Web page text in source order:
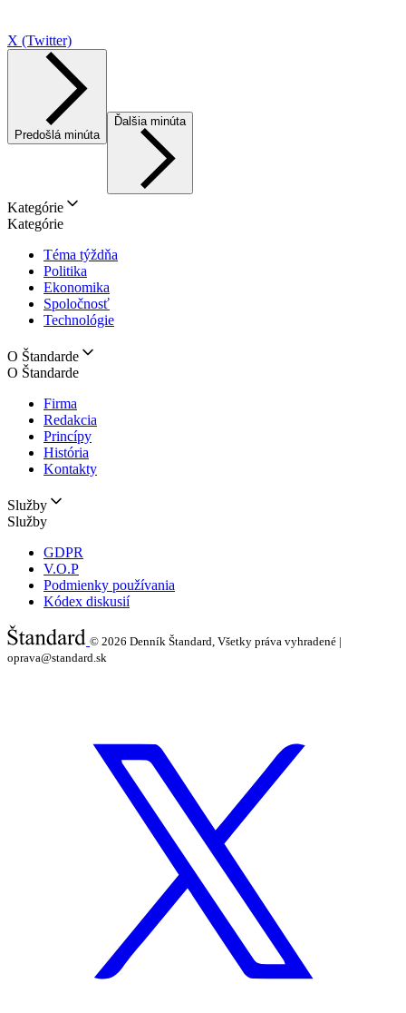
X (Twitter)
Predošlá minúta
Ďalšia minúta
Kategórie
Kategórie
Téma týždňa
Politika
Ekonomika
Spoločnosť
Technológie
O Štandarde
O Štandarde
Firma
Redakcia
Princípy
História
Kontakty
Služby
Služby
GDPR
V.O.P
Podmienky používania
Kódex diskusií
© 2026 Denník Štandard, Všetky práva vyhradené |
oprava@standard.sk